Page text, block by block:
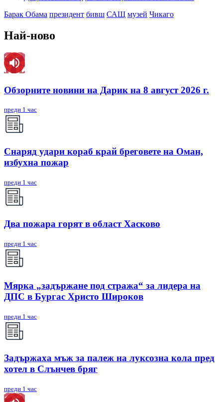
Барак Обама президент бивш САЩ музей Чикаго
Най-ново
Обзорните новини на Дарик на 8 август 2026 г.
преди 1 час
Снаряд удари кораб край бреговете на Оман,
избухна пожар
преди 1 час
Два пожара горят в област Хасково
преди 1 час
Мярка „задържане под стража“ за лидера на
ДПС в Бургас Христо Широков
преди 1 час
Задържаха мъж за палеж на луксозна кола пред
хотел в Слънчев бряг
преди 1 час